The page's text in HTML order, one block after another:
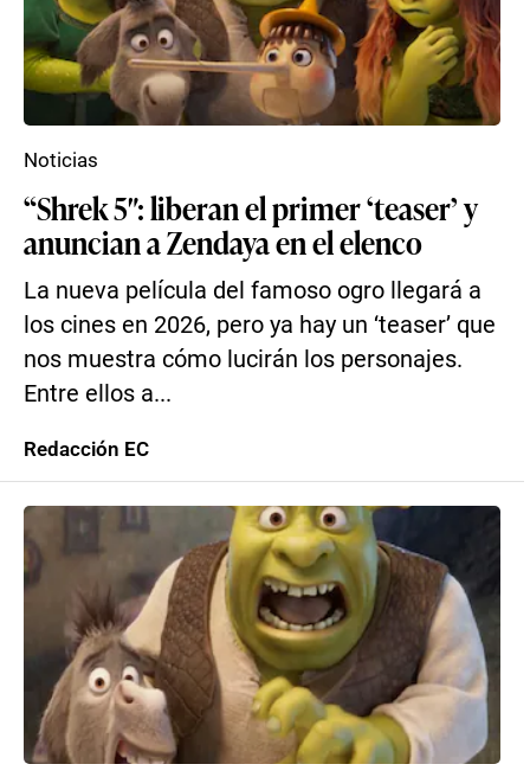
“Shrek 5″: liberan el primer ‘teaser’ y
anuncian a Zendaya en el elenco
La nueva película del famoso ogro llegará a
los cines en 2026, pero ya hay un ‘teaser’ que
nos muestra cómo lucirán los personajes.
Entre ellos a...
Noticias
Redacción EC